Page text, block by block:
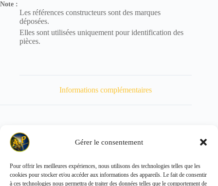
Gérer le consentement
Pour offrir les meilleures expériences, nous utilisons des technologies telles que les
cookies pour stocker et/ou accéder aux informations des appareils. Le fait de consentir
à ces technologies nous permettra de traiter des données telles que le comportement de
Note :
Les références constructeurs sont des marques
déposées.
Elles sont utilisées uniquement pour identification des
pièces.
Informations complémentaires
Poids 900 kg
Copyright © 2026 - ALL PARTS FRANCE SAS